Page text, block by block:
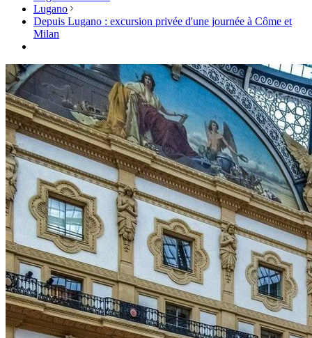
Lugano
Depuis Lugano : excursion privée d'une journée à Côme et
Milan